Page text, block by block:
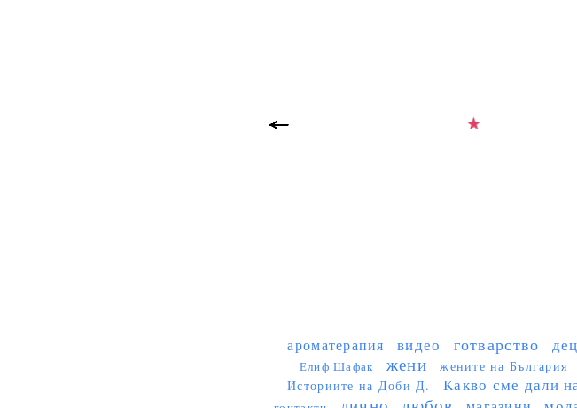
ароматерапия видео готварство
Елиф Шафак жени жените на България
Историите на Доби Д. Какво сме дали